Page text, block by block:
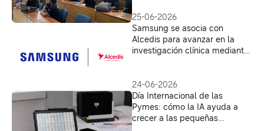
región
25-06-2026
Samsung se asocia con
Alcedis para avanzar en la
investigación clínica mediante
24-06-2026
Día Internacional de las
Pymes: cómo la IA ayuda a
crecer a las pequeñas